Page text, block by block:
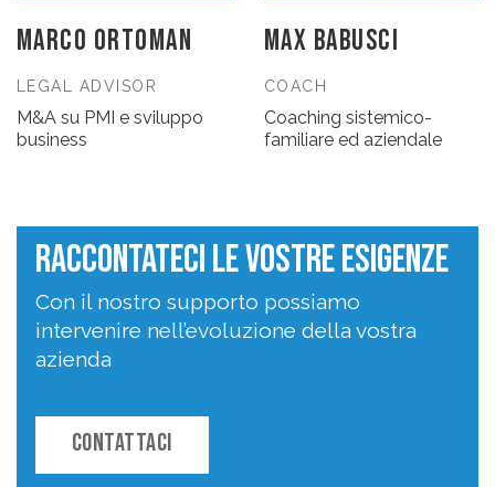
MARCO ORTOMAN
LEGAL ADVISOR
M&A su PMI e sviluppo
business
MAX BABUSCI
COACH
Coaching sistemico-
familiare ed aziendale
raccontateci le vostre esigenze
Con il nostro supporto possiamo
intervenire nell’evoluzione della vostra
azienda
CONTATTACI